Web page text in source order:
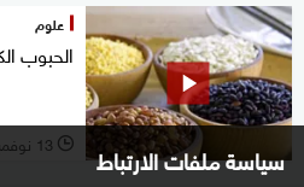
سياسة ملفات الارتباط
علوم
الحبوب
l 13 نوفمبر 2019